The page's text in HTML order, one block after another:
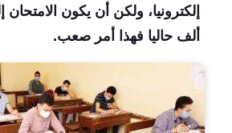
ألف حاليا فهذا أمر صعب.